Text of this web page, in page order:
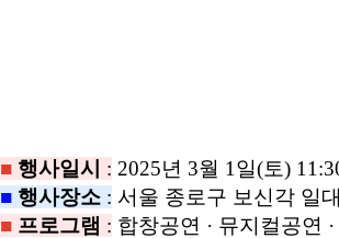
■ 행사일시 : 2025년 3월 1일(토)
■ 행사장소 : 서울 종로구 보신각 일대
■ 프로그램 : 합창공연 · 뮤지컬공연